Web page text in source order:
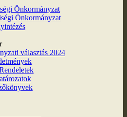
Önkormányzat
Önkormányzat
választás 2024